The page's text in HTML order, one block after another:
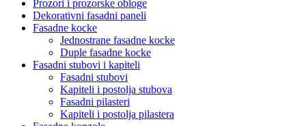
Prozori i prozorske obloge
Dekorativni fasadni paneli
Fasadne kocke
Jednostrane fasadne kocke
Duple fasadne kocke
Fasadni stubovi i kapiteli
Fasadni stubovi
Kapiteli i postolja stubova
Fasadni pilasteri
Kapiteli i postolja pilastera